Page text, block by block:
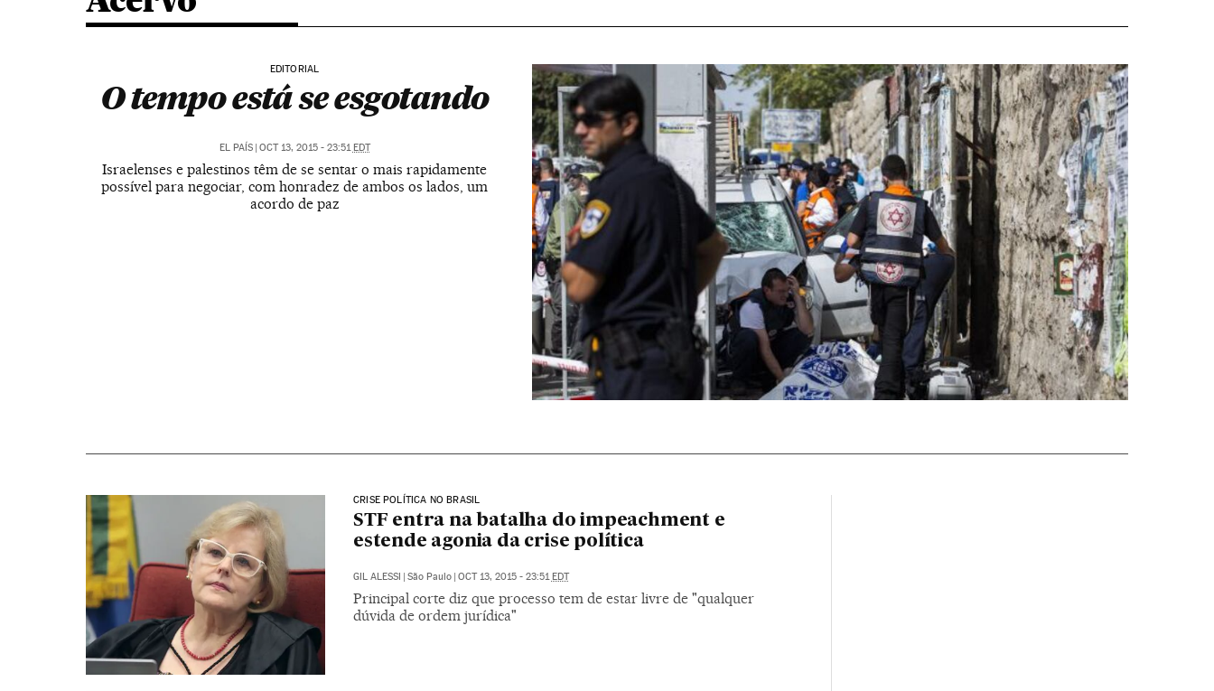
EDITORIAL
O tempo está se esgotando
EL PAÍS | OCT 13, 2015 - 23:51EDT
Israelenses e palestinos têm de se sentar o mais rapidamente
possível para negociar, com honradez de ambos os lados, um
acordo de paz
CRISE POLÍTICA NO BRASIL
STF entra na batalha do impeachment e
estende agonia da crise política
GIL ALESSI | São Paulo | OCT 13, 2015 - 23:51EDT
Principal corte diz que processo tem de estar livre de "qualquer
dúvida de ordem jurídica"